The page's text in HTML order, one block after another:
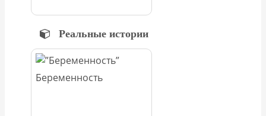
Реальные истории
Беременность